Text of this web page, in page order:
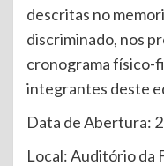
descritas no
discriminado, nos
cronograma físico-
integrantes deste
Data de Abertura:
Local: Auditório da